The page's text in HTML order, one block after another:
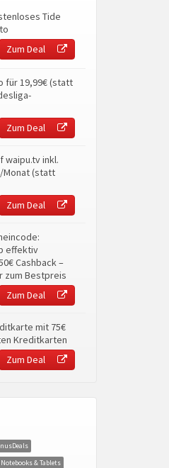
Tide
Zum Deal
für 19,99€ (statt
Zum Deal
waipu.tv inkl.
Monat (statt
Zum Deal
effektiv
Cashback –
zum Bestpreis
Zum Deal
mit 75€
Kreditkarten
Zum Deal
& Tablets